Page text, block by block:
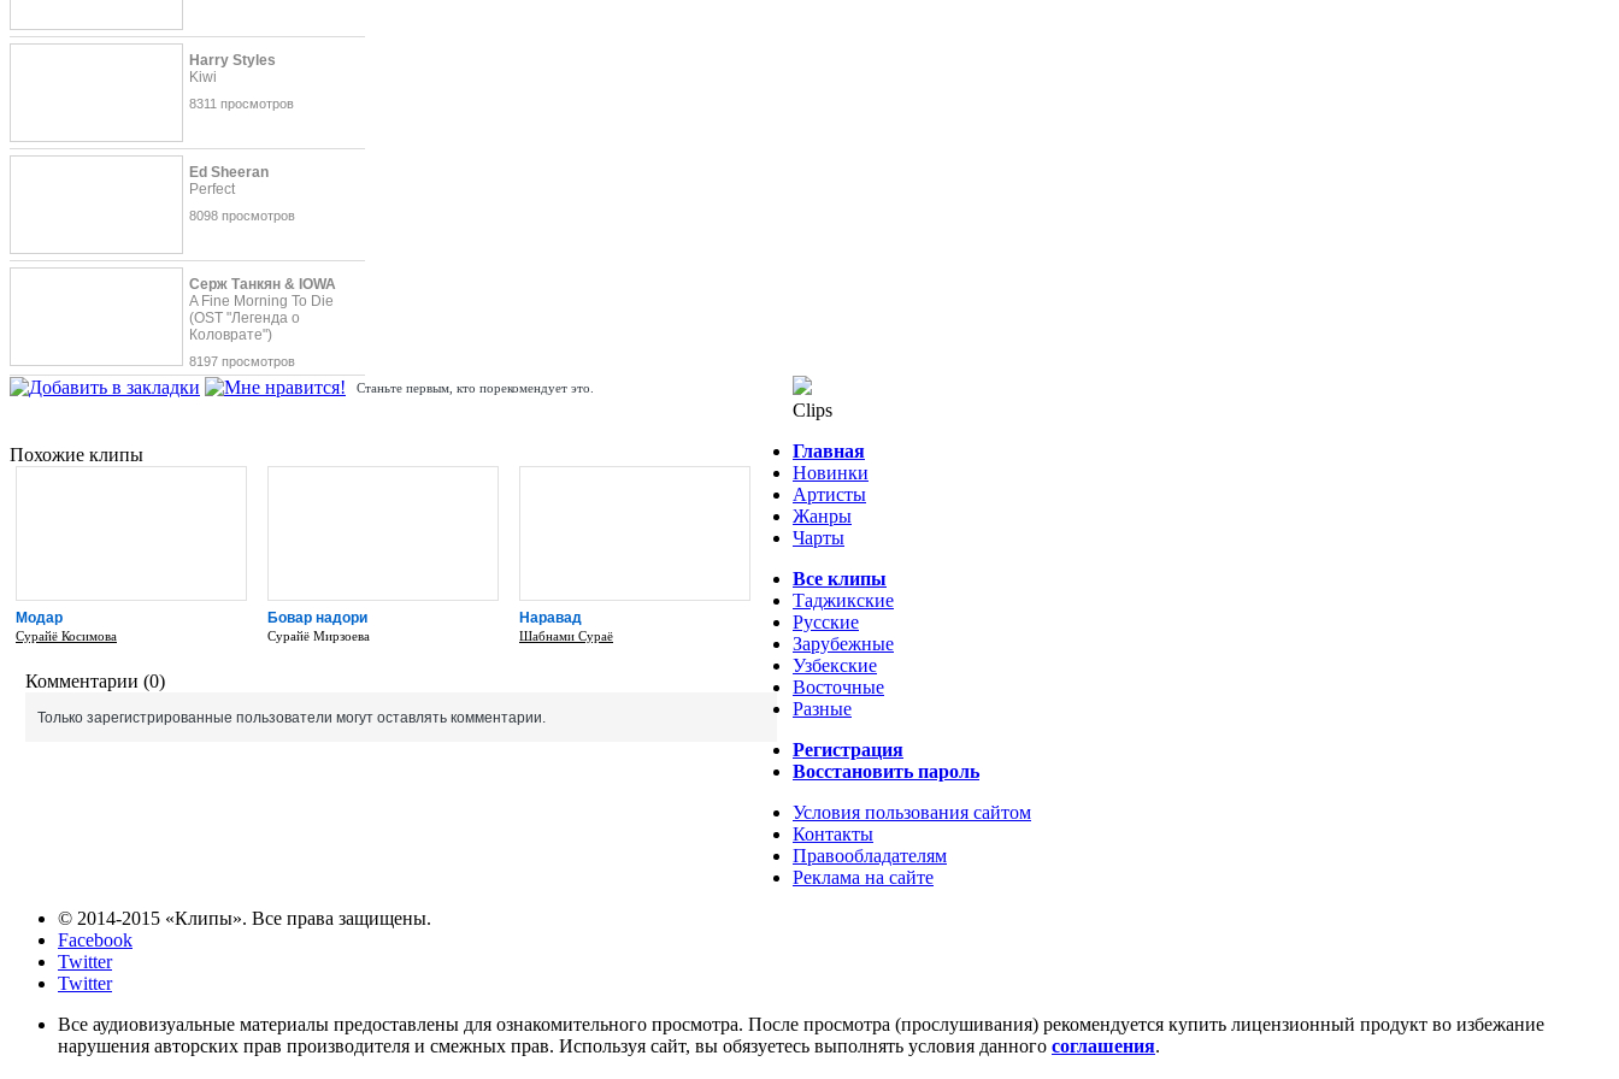
Harry Styles
Kiwi
8311 просмотров
Ed Sheeran
Perfect
8098 просмотров
Серж Танкян & IOWA
A Fine Morning To Die
(OST "Легенда о
Коловрате")
8197 просмотров
Станьте первым, кто порекомендует это.
Похожие клипы
Модар
Сурайё Косимова
Бовар надори
Сурайё Мирзоева
Наравад
Шабнами Сураё
Комментарии (0)
Только зарегистрированные пользователи могут оставлять комментарии.
Clips
Главная
Новинки
Артисты
Жанры
Чарты
Все клипы
Таджикские
Русские
Зарубежные
Узбекские
Восточные
Разные
Регистрация
Восстановить пароль
Условия пользования сайтом
Контакты
Правообладателям
Реклама на сайте
© 2014-2015 «Клипы». Все права защищены.
Facebook
Twitter
Twitter
Все аудиовизуальные материалы предоставлены для ознакомительного просмотра. После просмотра (прослушивания) рекомендуется купить лицензионный продукт во избежание
нарушения авторских прав производителя и смежных прав. Используя сайт, вы обязуетесь выполнять условия данного соглашения.